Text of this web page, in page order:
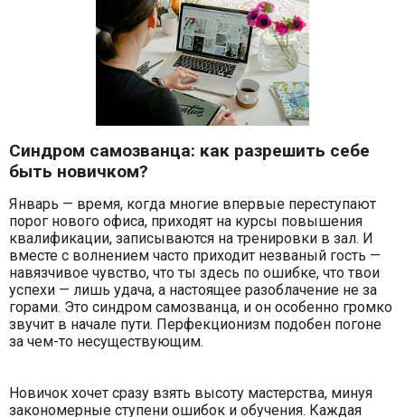
Синдром самозванца: как разрешить себе
быть новичком?
Январь — время, когда многие впервые переступают
порог нового офиса, приходят на курсы повышения
квалификации, записываются на тренировки в зал. И
вместе с волнением часто приходит незваный гость —
навязчивое чувство, что ты здесь по ошибке, что твои
успехи — лишь удача, а настоящее разоблачение не за
горами. Это синдром самозванца, и он особенно громко
звучит в начале пути. Перфекционизм подобен погоне
за чем-то несуществующим.
Новичок хочет сразу взять высоту мастерства, минуя
закономерные ступени ошибок и обучения. Каждая